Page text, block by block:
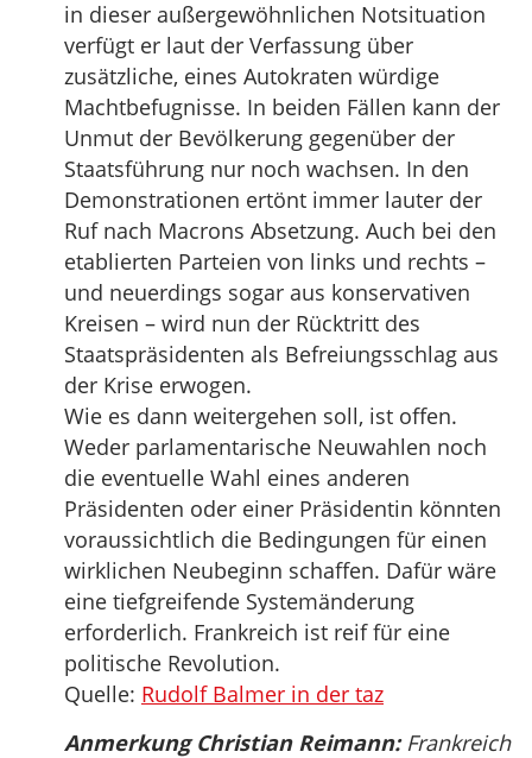
in dieser außergewöhnlichen Notsituation
verfügt er laut der Verfassung über
zusätzliche, eines Autokraten würdige
Machtbefugnisse. In beiden Fällen kann der
Unmut der Bevölkerung gegenüber der
Staatsführung nur noch wachsen. In den
Demonstrationen ertönt immer lauter der
Ruf nach Macrons Absetzung. Auch bei den
etablierten Parteien von links und rechts –
und neuerdings sogar aus konservativen
Kreisen – wird nun der Rücktritt des
Staatspräsidenten als Befreiungsschlag aus
der Krise erwogen.
Wie es dann weitergehen soll, ist offen.
Weder parlamentarische Neuwahlen noch
die eventuelle Wahl eines anderen
Präsidenten oder einer Präsidentin könnten
voraussichtlich die Bedingungen für einen
wirklichen Neubeginn schaffen. Dafür wäre
eine tiefgreifende Systemänderung
erforderlich. Frankreich ist reif für eine
politische Revolution.
Quelle: Rudolf Balmer in der taz
Anmerkung Christian Reimann:Frankreich